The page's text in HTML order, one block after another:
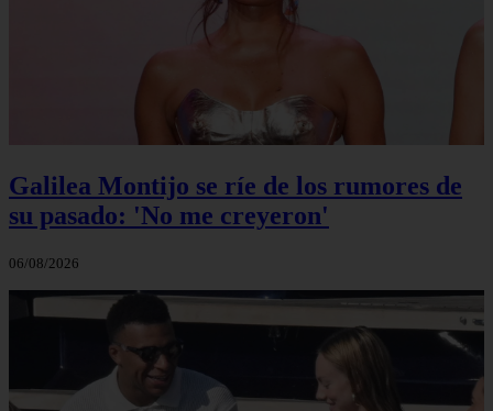
Galilea Montijo se ríe de los rumores de
su pasado: 'No me creyeron'
06/08/2026